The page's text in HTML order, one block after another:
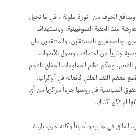
شرع الكرملين في 2012، وبدافع الخوف من "ثورة ملونة"، في ما تحول
منذ الحقبة السوفييتية. وباستهداف
والصحفيين المستقلين، والمنتقدين على
جذرياً من احتمالات وصول الأصوات
الناس. ومكن نظام المعلومات المغلق الناجم
النقد العلني لأفعاله في أوكرانيا.
السياسية في روسيا جزءاً مركزياً من أي
لم تكن كذلك.
في ما يبدو أحياناً وكأنه حرب باردة